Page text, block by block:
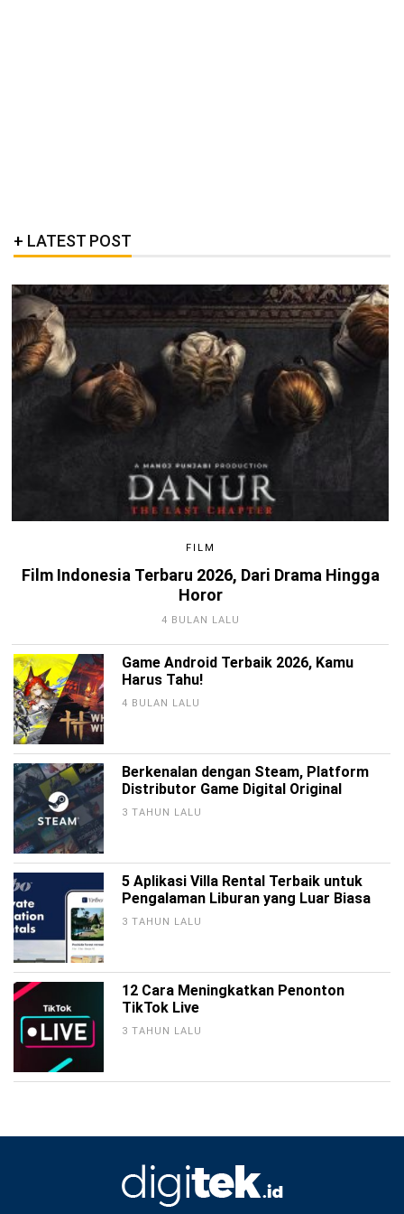
LATEST POST
FILM
Film Indonesia Terbaru 2026, Dari Drama Hingga
Horor
4 BULAN LALU
Game Android Terbaik 2026, Kamu
Harus Tahu!
4 BULAN LALU
Berkenalan dengan Steam, Platform
Distributor Game Digital Original
3 TAHUN LALU
5 Aplikasi Villa Rental Terbaik untuk
Pengalaman Liburan yang Luar Biasa
3 TAHUN LALU
12 Cara Meningkatkan Penonton
TikTok Live
3 TAHUN LALU